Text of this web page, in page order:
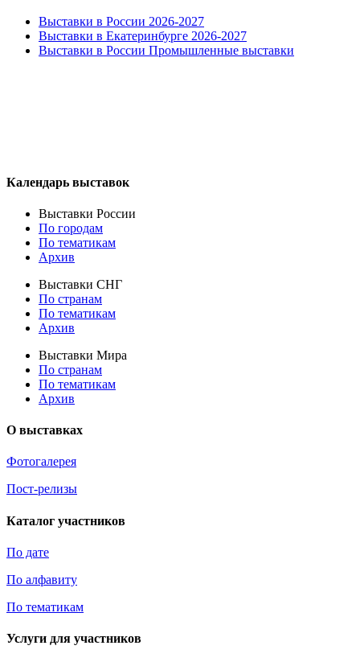
Выставки в России 2026-2027
Выставки в Екатеринбурге 2026-2027
Выставки в России Промышленные выставки
Календарь выставок
Выставки России
По городам
По тематикам
Архив
Выставки СНГ
По странам
По тематикам
Архив
Выставки Мира
По странам
По тематикам
Архив
О выставках
Фотогалерея
Пост-релизы
Каталог участников
По дате
По алфавиту
По тематикам
Услуги для участников